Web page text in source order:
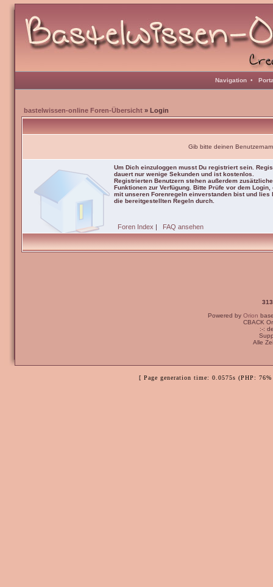
Navigation •
bastelwissen-online Foren-Übersicht » Login
Gib bitte deinen
Um Dich einzuloggen musst Du registriert sein.
dauert nur wenige Sekunden und ist kostenlos.
Registrierten Benutzern stehen außerdem zusätzliche
Funktionen zur Verfügung. Bitte Prüfe vor dem Login,
mit unseren Forenregeln einverstanden bist und lies
die bereitgestellten Regeln durch.
Foren Index | FAQ ansehen
Powered by Orion
CBACK
:-:
Alle
[ Page generation time: 0.0575s (PHP: